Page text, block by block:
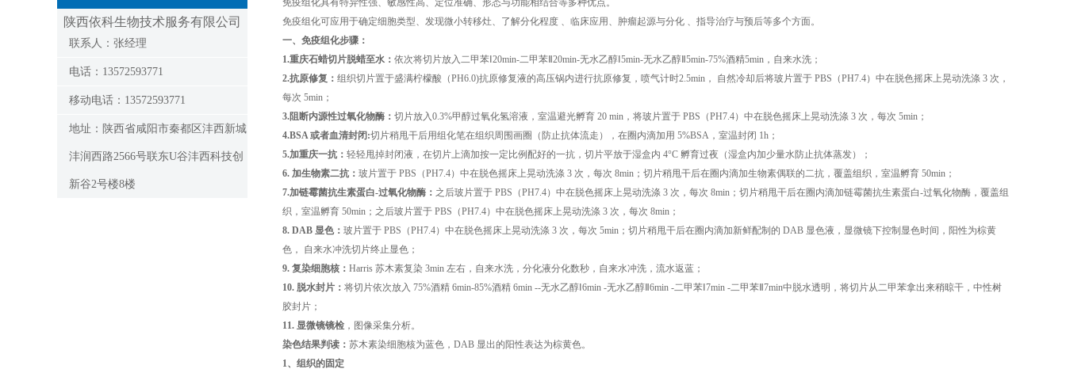
陕西依科生物技术服务有限公司
联系人：张经理
电话：13572593771
移动电话：13572593771
地址：陕西省咸阳市秦都区沣西新城
沣润西路2566号联东U谷沣西科技创
新谷2号楼8楼
免疫组化具有特异性强、敏感性高、定位准确、形态与功能相结合等多种优点。
免疫组化可应用于确定细胞类型、发现微小转移灶、了解分化程度 、临床应用、肿瘤起源与分化 、指导治疗与预后等多个方面。
一、免疫组化步骤：
1.重庆石蜡切片脱蜡至水： 依次将切片放入二甲苯Ⅰ20min-二甲苯Ⅱ20min-无水乙醇Ⅰ5min-无水乙醇Ⅱ5min-75%酒精5min，自来水洗；
2.抗原修复： 组织切片置于盛满柠檬酸（PH6.0)抗原修复液的高压锅内进行抗原修复，喷气计时2.5min， 自然冷却后将玻片置于 PBS（PH7.4）中在脱色摇床上晃动洗涤 3 次，
每次 5min；
3.阻断内源性过氧化物酶： 切片放入0.3%甲醇过氧化氢溶液，室温避光孵育 20 min，将玻片置于 PBS（PH7.4）中在脱色摇床上晃动洗涤 3 次，每次 5min；
4.BSA 或者血清封闭:切片稍甩干后用组化笔在组织周围画圈（防止抗体流走），在圈内滴加用 5%BSA，室温封闭 1h；
5.加重庆一抗 ： 轻轻甩掉封闭液，在切片上滴加按一定比例配好的一抗，切片平放于湿盒内 4°C 孵育过夜（湿盒内加少量水防止抗体蒸发）；
6. 加生物素二抗： 玻片置于 PBS（PH7.4）中在脱色摇床上晃动洗涤 3 次，每次 8min；切片稍甩干后在圈内滴加生物素偶联的二抗，覆盖组织，室温孵育 50min；
7.加链霉菌抗生素蛋白-过氧化物酶： 之后玻片置于 PBS（PH7.4）中在脱色摇床上晃动洗涤 3 次，每次 8min；切片稍甩干后在圈内滴加链霉菌抗生素蛋白-过氧化物酶，覆盖组
织，室温孵育 50min；之后玻片置于 PBS（PH7.4）中在脱色摇床上晃动洗涤 3 次，每次 8min；
8. DAB 显色： 玻片置于 PBS（PH7.4）中在脱色摇床上晃动洗涤 3 次，每次 5min；切片稍甩干后在圈内滴加新鲜配制的 DAB 显色液，显微镜下控制显色时间，阳性为棕黄
色， 自来水冲洗切片终止显色；
9. 复染细胞核： Harris 苏木素复染 3min 左右，自来水洗，分化液分化数秒，自来水冲洗，流水返蓝；
10. 脱水封片： 将切片依次放入 75%酒精 6min-85%酒精 6min --无水乙醇Ⅰ6min -无水乙醇Ⅱ6min -二甲苯Ⅰ7min -二甲苯Ⅱ7min中脱水透明，将切片从二甲苯拿出来稍晾干，中性树
胶封片；
11. 显微镜镜检 ，图像采集分析。
染色结果判读： 苏木素染细胞核为蓝色，DAB 显出的阳性表达为棕黄色。
1、组织的固定